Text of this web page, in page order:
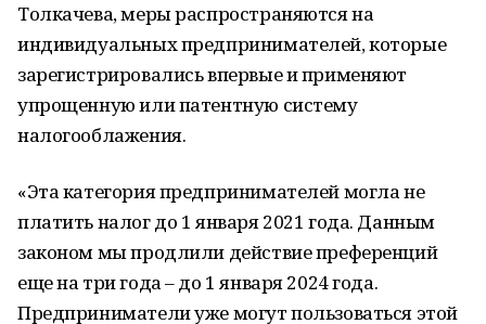
Толкачева, меры распространяются на
индивидуальных предпринимателей, которые
зарегистрировались впервые и применяют
упрощенную или патентную систему
налогооблажения.
«Эта категория предпринимателей могла не
платить налог до 1 января 2021 года. Данным
законом мы продлили действие преференций
еще на три года – до 1 января 2024 года.
Предприниматели уже могут пользоваться этой